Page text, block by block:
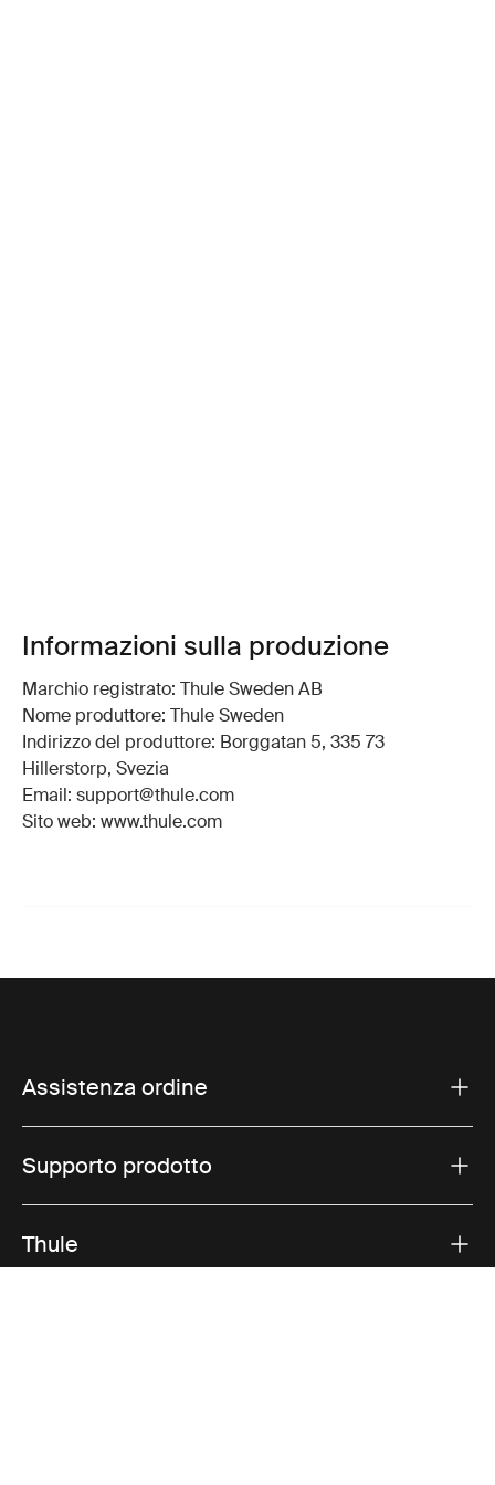
Informazioni sulla produzione
Marchio registrato: Thule Sweden AB
Nome produttore: Thule Sweden
Indirizzo del produttore: Borggatan 5, 335 73
Hillerstorp, Svezia
Email: support@thule.com
Sito web: www.thule.com
Assistenza ordine
Supporto prodotto
Thule